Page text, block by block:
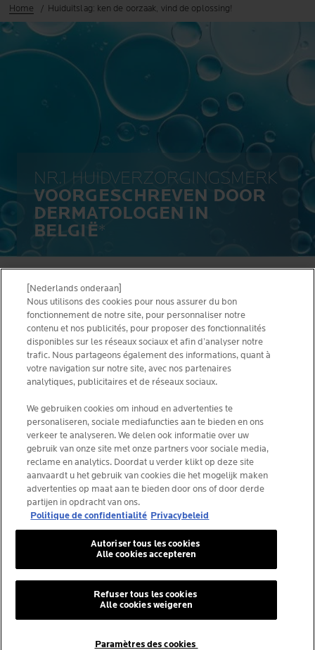
Home Huiduitslag: ken de oorzaak, vind de oplossing!
NR.1 HUIDVERZORGINGSMERK
VOORGESCHREVEN DOOR
DERMATOLOGEN IN
BELGIË*
ALGEMENE VOORWAARDEN
CONTACTEER ONS
PRIVACY POLICY
SITEMAP
COOKIES POLICY
NEWSLETTER
FOUNDATION LA ROCHE-POSAY
KIES JOUW LAND
La Roche-Posay Laboratoire Dermatologique CAI
86270 La Roche-Posay France
consumercareNL@loreal.com
*IQVIA NPA, dermocosmetica, apotheekkanaal België,
voorgeschreven producten door dermatologen, volume.
YTD 08/2025, België.
© La Roche-Posay
[Nederlands onderaan]
Nous utilisons des cookies pour nous assurer du bon
fonctionnement de notre site, pour personnaliser notre
contenu et nos publicités, pour proposer des fonctionnalités
disponibles sur les réseaux sociaux et afin d’analyser notre
trafic. Nous partageons également des informations, quant à
votre navigation sur notre site, avec nos partenaires
analytiques, publicitaires et de réseaux sociaux.
We gebruiken cookies om inhoud en advertenties te
personaliseren, sociale mediafuncties aan te bieden en ons
verkeer te analyseren. We delen ook informatie over uw
gebruik van onze site met onze partners voor sociale media,
reclame en analytics. Doordat u verder klikt op deze site
aanvaardt u het gebruik van cookies die het mogelijk maken
advertenties op maat aan te bieden door ons of door derde
partijen in opdracht van ons.
Politique de confidentialité Privacybeleid
Paramètres des cookies
Refuser tous les cookies
Alle cookies weigeren
Autoriser tous les cookies
Alle cookies accepteren